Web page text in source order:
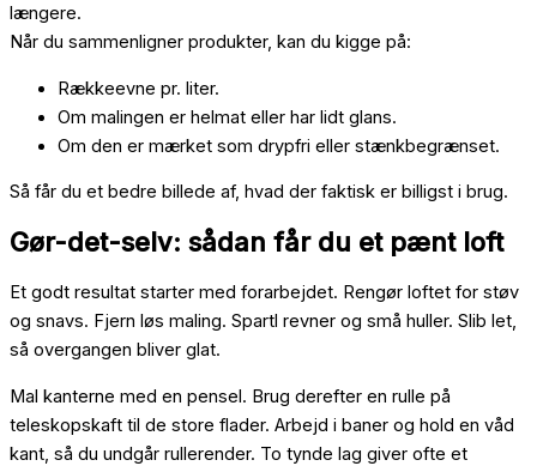
længere.
Når du sammenligner produkter, kan du kigge på:
Rækkeevne pr. liter.
Om malingen er helmat eller har lidt glans.
Om den er mærket som drypfri eller stænkbegrænset.
Så får du et bedre billede af, hvad der faktisk er billigst i brug.
Gør-det-selv: sådan får du et pænt loft
Et godt resultat starter med forarbejdet. Rengør loftet for støv
og snavs. Fjern løs maling. Spartl revner og små huller. Slib let,
så overgangen bliver glat.
Mal kanterne med en pensel. Brug derefter en rulle på
teleskopskaft til de store flader. Arbejd i baner og hold en våd
kant, så du undgår rullerender. To tynde lag giver ofte et